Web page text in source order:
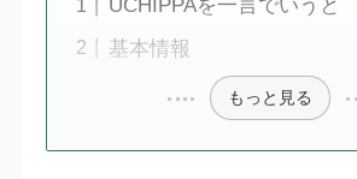
UCHIPPAを一言でいうと
基本情報
もっと見る